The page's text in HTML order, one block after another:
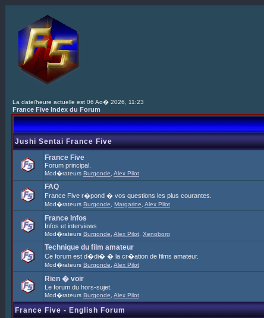
La date/heure actuelle est 06 Ao� 2026, 11:23
France Five Index du Forum
Jushi Sentai France Five
France Five
Forum principal.
Mod�rateurs Burgonde Alex Pilot
FAQ
France Five r�pond � vos questions les plus courantes.
Mod�rateurs Burgonde Margarine Alex Pilot
France Infos
Infos et interviews
Mod�rateurs Burgonde Alex Pilot Xenoborg
Technique du film amateur
Ce forum est d�di� � la cr�ation de films amateur.
Mod�rateurs Burgonde Alex Pilot
Rien � voir
Le forum du hors-sujet.
Mod�rateurs Burgonde Alex Pilot
France Five - English Forum